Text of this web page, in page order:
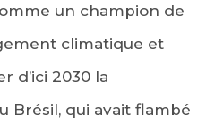
un champion de
climatique et
d’ici 2030 la
Brésil, qui avait flambé